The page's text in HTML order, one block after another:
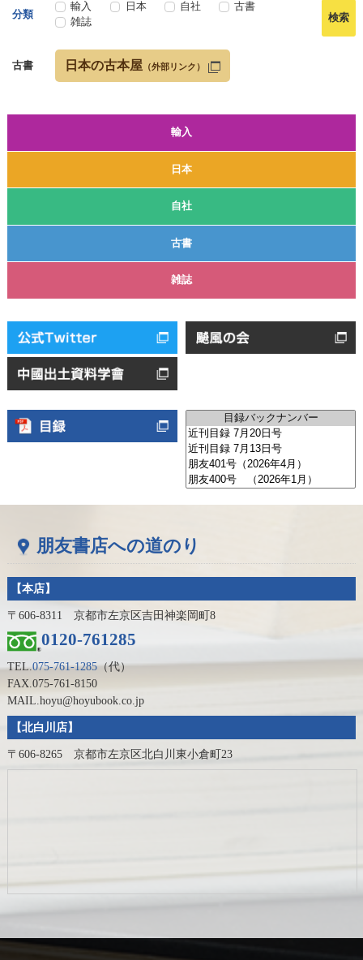
輸入
日本
自社
古書
雑誌
分類
輸入 日本 自社
古書
雑誌
古書 日本の古本屋 （外部リンク）
朋友書店への道のり
【本店】
〒606-8311 京都市左京区吉田神楽岡町8
0120-761285
TEL.075-761-1285（代）
FAX.075-761-8150
MAIL.hoyu@hoyubook.co.jp
【北白川店】
〒606-8265 京都市左京区北白川東小倉町23